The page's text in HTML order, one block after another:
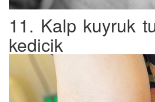
11. Kalp kuyruk
kedicik